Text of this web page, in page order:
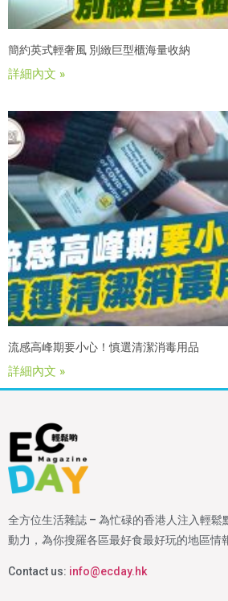
簡約英式輕奢風 別緻巨型櫃海量收納
詳細內文 »
流感高峰期要小心！慎選清潔消毒用品
詳細內文 »
全方位生活雜誌 – 為忙碌的香港人注入輕鬆
動力，為你搜羅各區最好食最好玩的地區情
Contact us: info@ecday.hk